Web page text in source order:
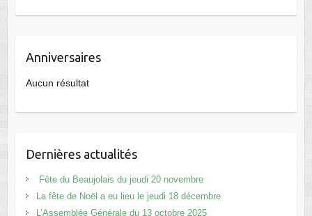
Anniversaires
Aucun résultat
Dernières actualités
Fête du Beaujolais du jeudi 20 novembre
La fête de Noël a eu lieu le jeudi 18 décembre
L’Assemblée Générale du 13 octobre 2025